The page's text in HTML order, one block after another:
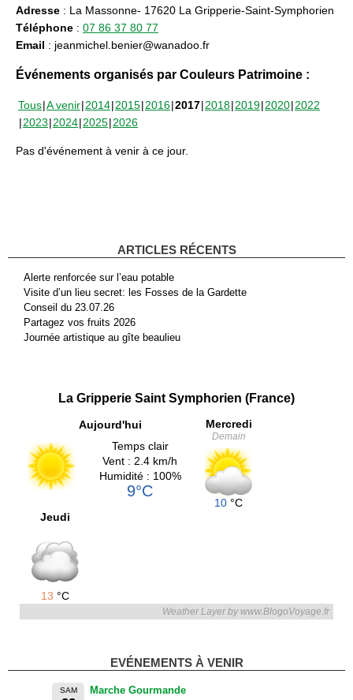
Adresse : La Massonne- 17620 La Gripperie-Saint-Symphorien
Téléphone : 07 86 37 80 77
Email : jeanmichel.benier@wanadoo.fr
Événements organisés par Couleurs Patrimoine :
Tous A venir 2014 2015 2016 2017 2018 2019 2020 2022
2023 2024 2025 2026
Pas d'événement à venir à ce jour.
ARTICLES RÉCENTS
Alerte renforcée sur l’eau potable
Visite d’un lieu secret: les Fosses de la Gardette
Conseil du 23.07.26
Partagez vos fruits 2026
Journée artistique au gîte beaulieu
La Gripperie Saint Symphorien (France)
Aujourd'hui
Temps clair
Vent : 2.4 km/h
Humidité : 100%
9°C
Mercredi
Demain
10 °C
Jeudi
13 °C
Weather Layer by www.BlogoVoyage.fr
EVÉNEMENTS À VENIR
SAM Marche Gourmande